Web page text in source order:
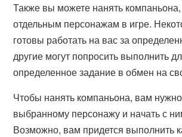
Также вы можете нанять
отдельным персонажам в игре.
готовы работать на вас за
другие могут попросить выполнить
определенное задание в обмен на
Чтобы нанять компаньона, вам
выбранному персонажу и начать с
Возможно, вам придется выполнить